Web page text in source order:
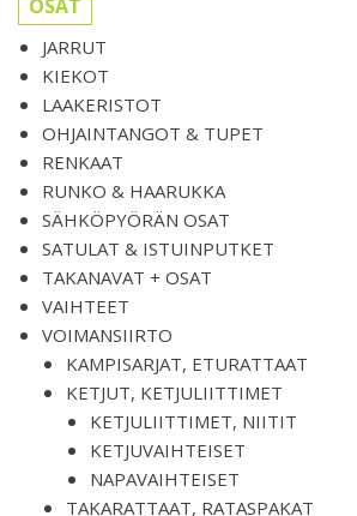
OSAT
JARRUT
KIEKOT
LAAKERISTOT
OHJAINTANGOT & TUPET
RENKAAT
RUNKO & HAARUKKA
SÄHKÖPYÖRÄN OSAT
SATULAT & ISTUINPUTKET
TAKANAVAT + OSAT
VAIHTEET
VOIMANSIIRTO
KAMPISARJAT, ETURATTAAT
KETJUT, KETJULIITTIMET
KETJULIITTIMET, NIITIT
KETJUVAIHTEISET
NAPAVAIHTEISET
TAKARATTAAT, RATASPAKAT